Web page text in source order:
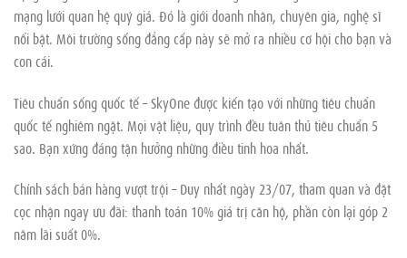
mạng lưới quan hệ quý giá. Đó là giới doanh nhân, chuyên gia, nghệ sĩ
nổi bật. Môi trường sống đẳng cấp này sẽ mở ra nhiều cơ hội cho bạn và
con cái.
Tiêu chuẩn sống quốc tế – SkyOne được kiến tạo với những tiêu chuẩn
quốc tế nghiêm ngặt. Mọi vật liệu, quy trình đều tuân thủ tiêu chuẩn 5
sao. Bạn xứng đáng tận hưởng những điều tinh hoa nhất.
Chính sách bán hàng vượt trội – Duy nhất ngày 23/07, tham quan và đặt
cọc nhận ngay ưu đãi: thanh toán 10% giá trị căn hộ, phần còn lại góp 2
năm lãi suất 0%.